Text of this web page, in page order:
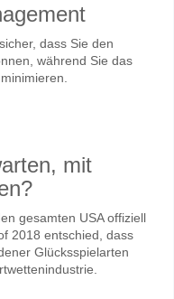
dass Sie den
während Sie das
mit
gesamten USA offiziell
2018 entschied, dass
Glücksspielarten